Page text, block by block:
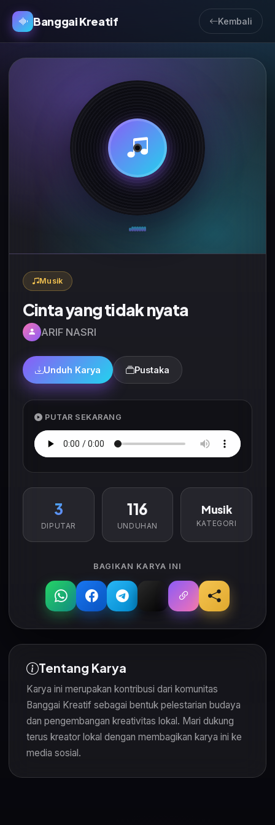
Banggai Kreatif Kembali
Musik
Cinta yang tidak nyata
ARIF NASRI
Unduh Karya Pustaka
PUTAR SEKARANG
3
DIPUTAR
116
UNDUHAN
Musik
KATEGORI
BAGIKAN KARYA INI
Tentang Karya
Karya ini merupakan kontribusi dari komunitas
Banggai Kreatif sebagai bentuk pelestarian budaya
dan pengembangan kreativitas lokal. Mari dukung
terus kreator lokal dengan membagikan karya ini ke
media sosial.